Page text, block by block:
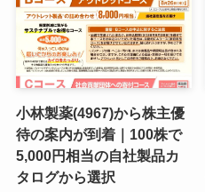
小林製薬(4967)から株主優
待の案内が到着｜100株で
5,000円相当の自社製品カ
タログから選択